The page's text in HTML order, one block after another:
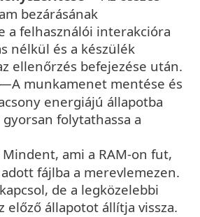
bezárásának
a felhasználói interakcióra
nélkül és a készülék
ellenőrzés befejezése után.
munkamenet mentése és
energiájú állapotba
folytathassa a
Mindent, ami a RAM-on fut,
fájlba a merevlemezen.
de a legközelebbi
előző állapotot állítja vissza.